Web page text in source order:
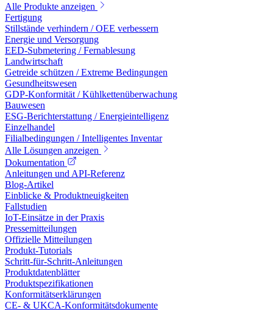
Alle Produkte anzeigen
Fertigung
Stillstände verhindern / OEE verbessern
Energie und Versorgung
EED-Submetering / Fernablesung
Landwirtschaft
Getreide schützen / Extreme Bedingungen
Gesundheitswesen
GDP-Konformität / Kühlkettenüberwachung
Bauwesen
ESG-Berichterstattung / Energieintelligenz
Einzelhandel
Filialbedingungen / Intelligentes Inventar
Alle Lösungen anzeigen
Dokumentation
Anleitungen und API-Referenz
Blog-Artikel
Einblicke & Produktneuigkeiten
Fallstudien
IoT-Einsätze in der Praxis
Pressemitteilungen
Offizielle Mitteilungen
Produkt-Tutorials
Schritt-für-Schritt-Anleitungen
Produktdatenblätter
Produktspezifikationen
Konformitätserklärungen
CE- & UKCA-Konformitätsdokumente